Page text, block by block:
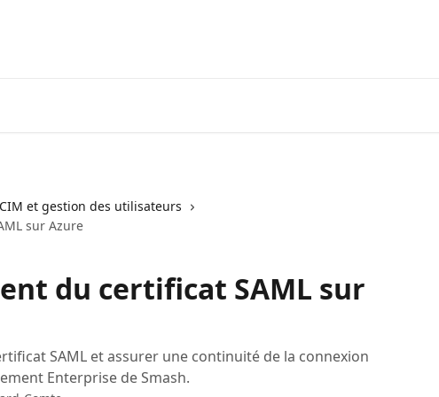
et gestion des utilisateurs
sur Azure
du certificat SAML sur
SAML et assurer une continuité de la connexion
Enterprise de Smash.